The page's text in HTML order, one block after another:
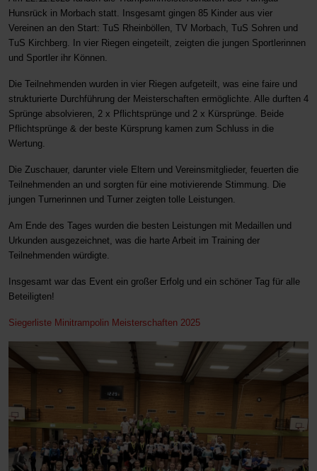
Hunsrück in Morbach statt. Insgesamt gingen 85 Kinder aus vier
Vereinen an den Start: TuS Rheinböllen, TV Morbach, TuS Sohren und
TuS Kirchberg. In vier Riegen eingeteilt, zeigten die jungen Sportlerinnen
und Sportler ihr Können.
Die Teilnehmenden wurden in vier Riegen aufgeteilt, was eine faire und
strukturierte Durchführung der Meisterschaften ermöglichte. Alle durften 4
Sprünge absolvieren, 2 x Pflichtsprünge und 2 x Kürsprünge. Beide
Pflichtsprünge & der beste Kürsprung kamen zum Schluss in die
Wertung.
Die Zuschauer, darunter viele Eltern und Vereinsmitglieder, feuerten die
Teilnehmenden an und sorgten für eine motivierende Stimmung. Die
jungen Turnerinnen und Turner zeigten tolle Leistungen.
Am Ende des Tages wurden die besten Leistungen mit Medaillen und
Urkunden ausgezeichnet, was die harte Arbeit im Training der
Teilnehmenden würdigte.
Insgesamt war das Event ein großer Erfolg und ein schöner Tag für alle
Beteiligten!
Siegerliste Minitrampolin Meisterschaften 2025